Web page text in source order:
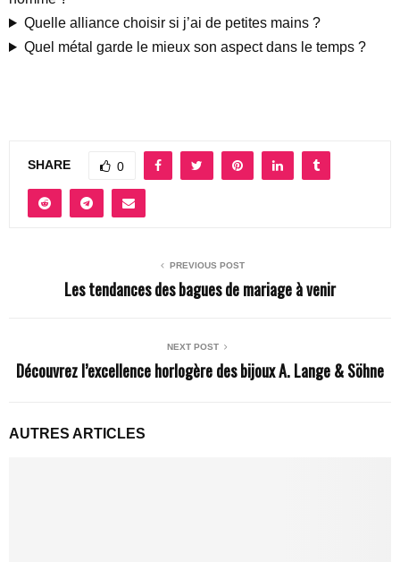
Quelle alliance choisir si j’ai de petites mains ?
Quel métal garde le mieux son aspect dans le temps ?
SHARE 0
PREVIOUS POST
Les tendances des bagues de mariage à venir
NEXT POST
Découvrez l’excellence horlogère des bijoux A. Lange & Söhne
AUTRES ARTICLES